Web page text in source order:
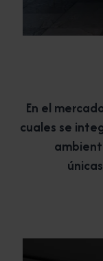
En el
cuales se